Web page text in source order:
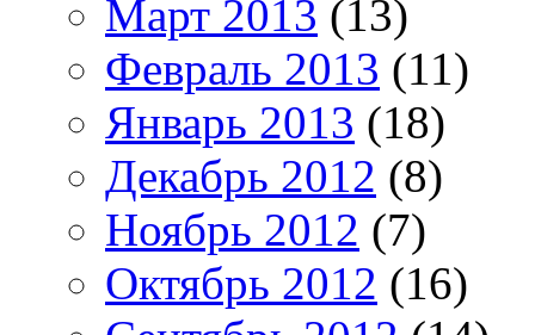
Март 2013 (13)
Февраль 2013 (11)
Январь 2013 (18)
Декабрь 2012 (8)
Ноябрь 2012 (7)
Октябрь 2012 (16)